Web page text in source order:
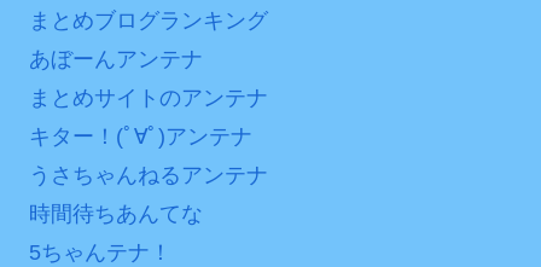
まとめブログランキング
あぼーんアンテナ
まとめサイトのアンテナ
キター！(ﾟ∀ﾟ)アンテナ
うさちゃんねるアンテナ
時間待ちあんてな
5ちゃんテナ！